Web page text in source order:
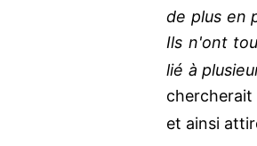
de plus en
Ils n'ont
lié à
et ainsi